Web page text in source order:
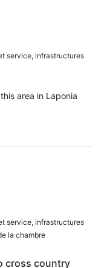
service, infrastructures
area in Laponia
service, infrastructures
la chambre
cross country